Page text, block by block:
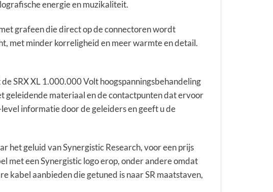
energie en muzikaliteit.
grafeen die direct op de connectoren wordt
met minder korreligheid en meer warmte en detail.
SRX XL 1.000.000 Volt hoogspanningsbehandeling
geleidende materiaal en de contactpunten dat ervoor
informatie door de geleiders en geeft u de
het geluid van Synergistic Research, voor een prijs
met een Synergistic logo erop, onder andere omdat
kabel aanbieden die getuned is naar SR maatstaven,